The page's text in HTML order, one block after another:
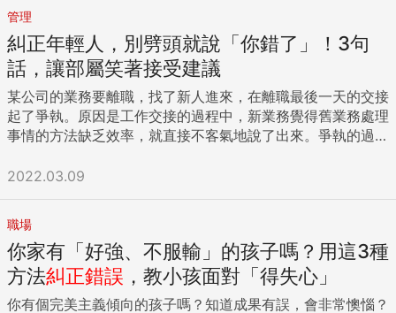
管理
糾正年輕人，別劈頭就說「你錯了」！3句
話，讓部屬笑著接受建議
某公司的業務要離職，找了新人進來，在離職最後一天的交接
起了爭執。原因是工作交接的過程中，新業務覺得舊業務處理
事情的方法缺乏效率，就直接不客氣地說了出來。爭執的過程
現新業務不照著做，只會在碰到問題時一直發問。所以要求越
新人；小主管也對大主管抱怨，認為新人不應該是這樣的態
度，這樣的人不如不要用。 大主管找上我，問我「要怎麼搞定
小主管和新人的問題？」 一、形成背景 1.過去的習慣，養成長
大的狀態 年輕世代從小習慣被肯定，如果缺乏適當的調整和修
2022.03.09
職場
你家有「好強、不服輸」的孩子嗎？用這3種
方法糾正錯誤 ，教小孩面對「得失心」
你有個完美主義傾向的孩子嗎？知道成果有誤，會非常懊惱？